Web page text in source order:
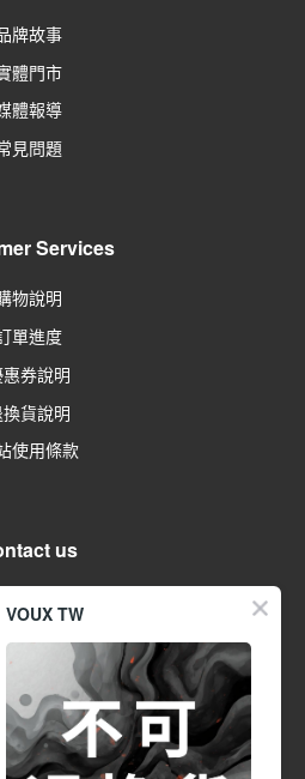
牌故事
體門市
體報導
見問題
Services
物說明
單進度
券說明
貨說明
使用條款
us
到週五 09:00-17:00
假日除外)
2791-1602 分機553
VOUX TW